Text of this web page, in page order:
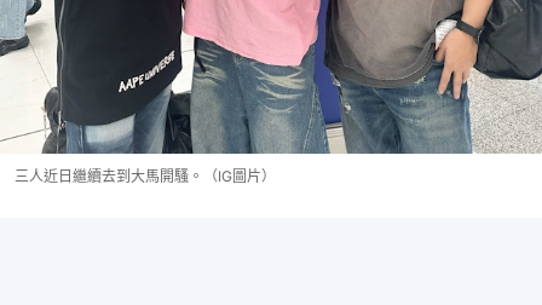
三人近日繼續去到大馬開騷。（IG圖片）